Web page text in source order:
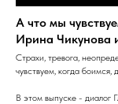
А что мы
Ирина Чикунова
Страхи, тревога,
чувствуем, когда боимся,
В этом выпуске - диалог